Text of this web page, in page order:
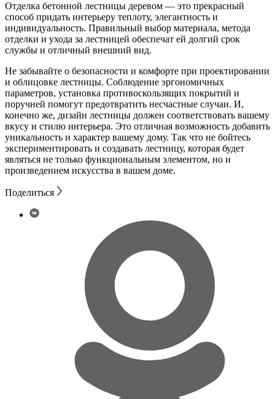
Отделка бетонной лестницы деревом — это прекрасный
способ придать интерьеру теплоту, элегантность и
индивидуальность. Правильный выбор материала, метода
отделки и ухода за лестницей обеспечат ей долгий срок
службы и отличный внешний вид.
Не забывайте о безопасности и комфорте при проектировании
и облицовке лестницы. Соблюдение эргономичных
параметров, установка противоскользящих покрытий и
поручней помогут предотвратить несчастные случаи. И,
конечно же, дизайн лестницы должен соответствовать вашему
вкусу и стилю интерьера. Это отличная возможность добавить
уникальность и характер вашему дому. Так что не бойтесь
экспериментировать и создавать лестницу, которая будет
являться не только функциональным элементом, но и
произведением искусства в вашем доме.
Поделиться